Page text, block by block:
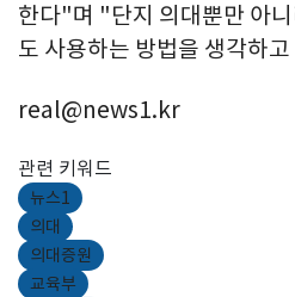
한다"며 "단지 의대뿐만 아
도 사용하는 방법을 생각하
real@news1.kr
관련 키워드
뉴스1
의대
의대증원
교육부